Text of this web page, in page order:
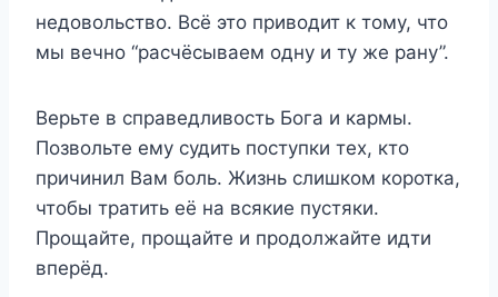
недовольство. Всё это приводит к тому, что
мы вечно “расчёсываем одну и ту же рану”.
Верьте в справедливость Бога и кармы.
Позвольте ему судить поступки тех, кто
причинил Вам боль. Жизнь слишком коротка,
чтобы тратить её на всякие пустяки.
Прощайте, прощайте и продолжайте идти
вперёд.